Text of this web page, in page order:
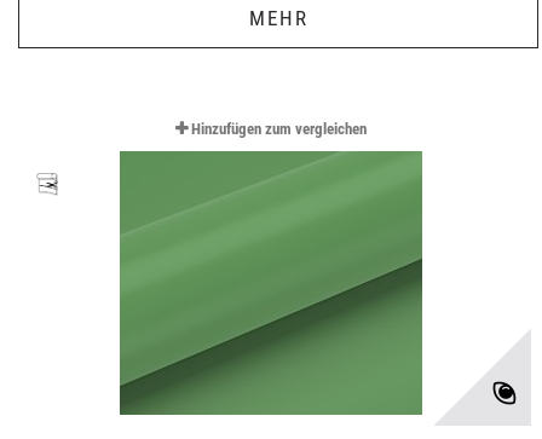
MEHR
Hinzufügen zum vergleichen